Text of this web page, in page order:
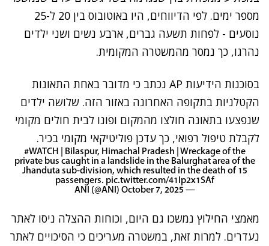
מספר ימים. לפי הדיווחים, היו באוטובוס בין 20 ל-25
נוסעים - לפחות תשעה גברים, ארבע נשים ושני ילדים
נהרגו, כך נמסר מהמשטרה המקומית.
בסוכנות הידיעות AP נכתב כי מדובר באחת התאונות
הקטלניות בתקופה האחרונה באזור הזה. שלושה ילדים
שנפצעו בתאונה חולצו מהמקום ופונו לבית חולים מקומי
לקבלת טיפול רפואי, כך עדכן פוליטיקאי מקומי בכיר.
#WATCH
| Bilaspur, Himachal Pradesh | Wreckage of the
private bus caught in a landslide in the Balurghat area of the
Jhanduta sub-division, which resulted in the death of 15
passengers. pic.twitter.com/41Ip2x1SAf
— ANI (@ANI)
October 7, 2025
מאמצי החילוץ נמשכו גם היום, וכוחות ההצלה ניסו לאתר
נעדרים. למרות זאת, במשטרה מעריכים כי הסיכויים לאתר